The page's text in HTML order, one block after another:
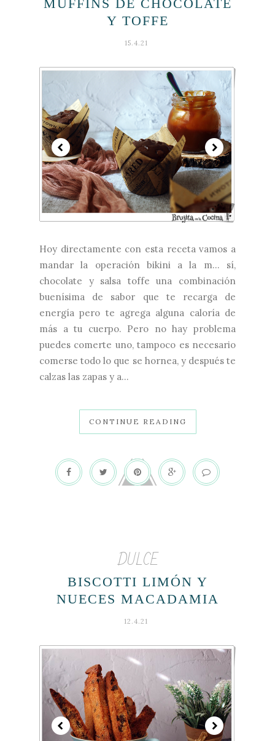
MUFFINS DE CHOCOLATE
Y TOFFE
15.4.21
Hoy directamente con esta receta vamos a
mandar la operación bikini a la m... sí,
chocolate y salsa toffe una combinación
buenísima de sabor que te recarga de
energía pero te agrega alguna caloría de
más a tu cuerpo. Pero no hay problema
puedes comerte uno, tampoco es necesario
comerse todo lo que se hornea, y después te
calzas las zapas y a...
CONTINUE READING
DULCE
BISCOTTI LIMÓN Y
NUECES MACADAMIA
12.4.21